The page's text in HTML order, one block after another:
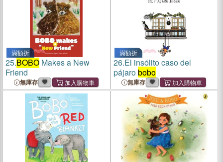
滿額折
25.BOBO Makes a New
Friend
無庫存
滿額折
26.El insólito caso del
pájarobobo
無庫存